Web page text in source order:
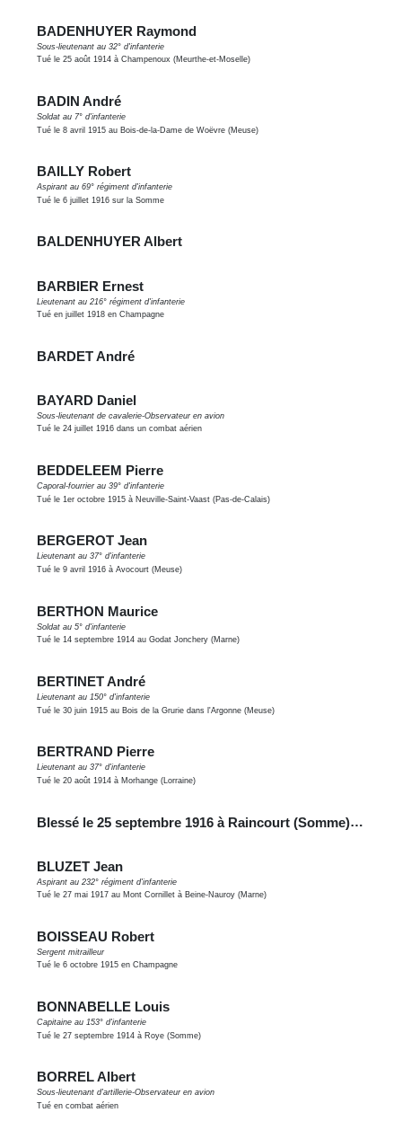
BADENHUYER Raymond
Sous-lieutenant au 32° d'infanterie
Tué le 25 août 1914 à Champenoux (Meurthe-et-Moselle)
BADIN André
Soldat au 7° d'infanterie
Tué le 8 avril 1915 au Bois-de-la-Dame de Woëvre (Meuse)
BAILLY Robert
Aspirant au 69° régiment d'infanterie
Tué le 6 juillet 1916 sur la Somme
BALDENHUYER Albert
BARBIER Ernest
Lieutenant au 216° régiment d'infanterie
Tué en juillet 1918 en Champagne
BARDET André
BAYARD Daniel
Sous-lieutenant de cavalerie-Observateur en avion
Tué le 24 juillet 1916 dans un combat aérien
BEDDELEEM Pierre
Caporal-fourrier au 39° d'infanterie
Tué le 1er octobre 1915 à Neuville-Saint-Vaast (Pas-de-Calais)
BERGEROT Jean
Lieutenant au 37° d'infanterie
Tué le 9 avril 1916 à Avocourt (Meuse)
BERTHON Maurice
Soldat au 5° d'infanterie
Tué le 14 septembre 1914 au Godat Jonchery (Marne)
BERTINET André
Lieutenant au 150° d'infanterie
Tué le 30 juin 1915 au Bois de la Grurie dans l'Argonne (Meuse)
BERTRAND Pierre
Lieutenant au 37° d'infanterie
Tué le 20 août 1914 à Morhange (Lorraine)
Blessé le 25 septembre 1916 à Raincourt (Somme), décédé le 12 novembre 1916
BLUZET Jean
Aspirant au 232° régiment d'infanterie
Tué le 27 mai 1917 au Mont Cornillet à Beine-Nauroy (Marne)
BOISSEAU Robert
Sergent mitrailleur
Tué le 6 octobre 1915 en Champagne
BONNABELLE Louis
Capitaine au 153° d'infanterie
Tué le 27 septembre 1914 à Roye (Somme)
BORREL Albert
Sous-lieutenant d'artillerie-Observateur en avion
Tué en combat aérien